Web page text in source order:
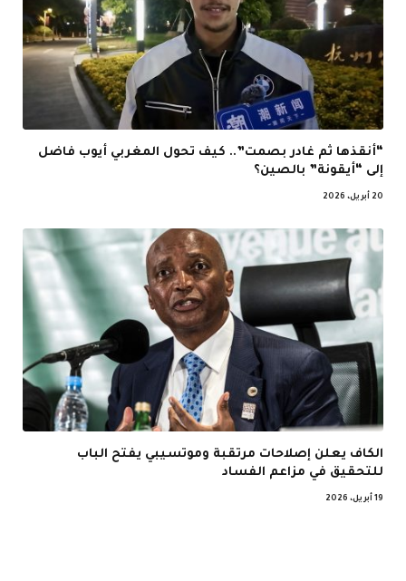
“أنقذها ثم غادر بصمت”.. كيف تحول المغربي أيوب فاضل
إلى “أيقونة” بالصين؟
20 أبريل، 2026
الكاف يعلن إصلاحات مرتقبة وموتسيبي يفتح الباب
للتحقيق في مزاعم الفساد
19 أبريل، 2026